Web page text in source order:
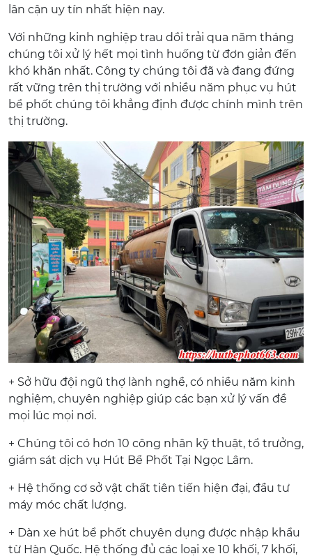
lân cận uy tín nhất hiện nay.
Với những kinh nghiệp trau dồi trải qua năm tháng
chúng tôi xử lý hết mọi tình huống từ đơn giản đến
khó khăn nhất. Công ty chúng tôi đã và đang đứng
rất vững trên thị trường với nhiều năm phục vụ hút
bể phốt chúng tôi khẳng định được chính mình trên
thị trường.
+ Sở hữu đội ngũ thợ lành nghề, có nhiều năm kinh
nghiệm, chuyên nghiệp giúp các bạn xử lý vấn đề
mọi lúc mọi nơi.
+ Chúng tôi có hơn 10 công nhân kỹ thuật, tổ trưởng,
giám sát dịch vụ Hút Bể Phốt Tại Ngọc Lâm.
+ Hệ thống cơ sở vật chất tiên tiến hiện đại, đầu tư
máy móc chất lượng.
+ Dàn xe hút bể phốt chuyên dụng được nhập khẩu
từ Hàn Quốc. Hệ thống đủ các loại xe 10 khối, 7 khối,